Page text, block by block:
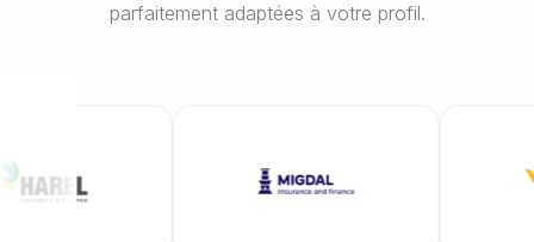
parfaitement adaptées à votre profil.